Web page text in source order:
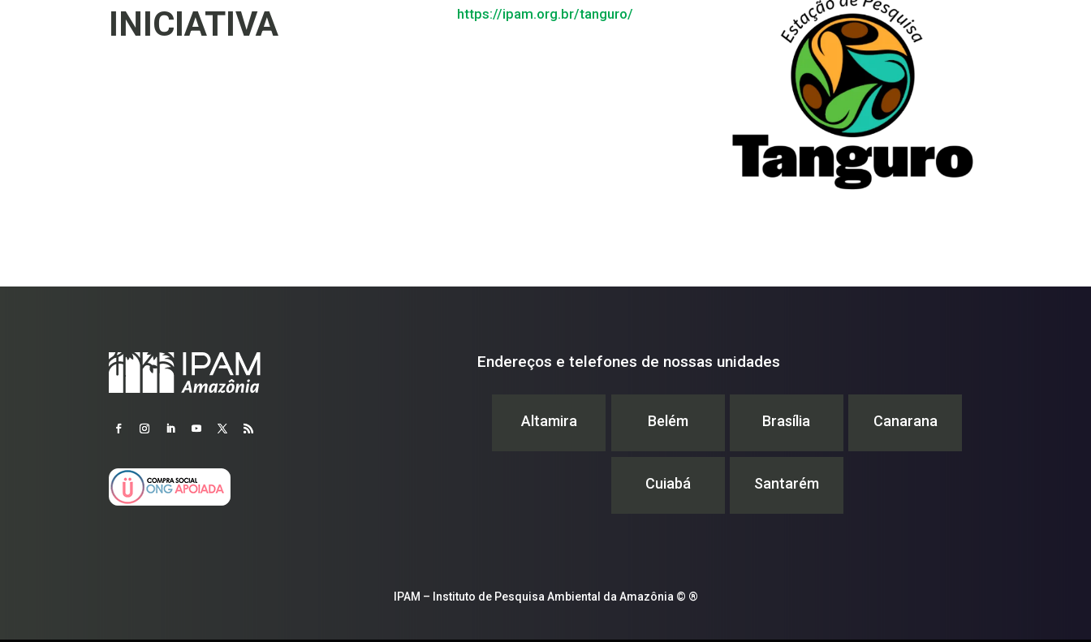
INICIATIVA
https://ipam.org.br/tanguro/
Endereços e telefones de nossas unidades
Altamira Belém Brasília Canarana
Cuiabá Santarém
IPAM – Instituto de Pesquisa Ambiental da Amazônia © ®